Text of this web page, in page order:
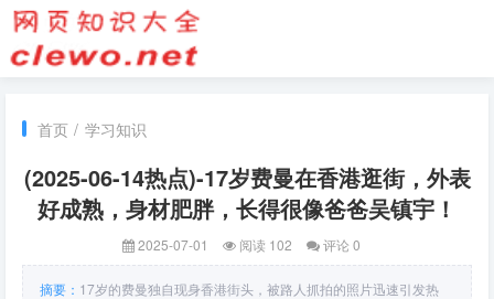
首页 / 学习知识
(2025-06-14热点)-17岁费曼在香港逛街，外表
好成熟，身材肥胖，长得很像爸爸吴镇宇！
2025-07-01 阅读 102 评论 0
摘要： 17岁的费曼独自现身香港街头，被路人抓拍的照片迅速引发热